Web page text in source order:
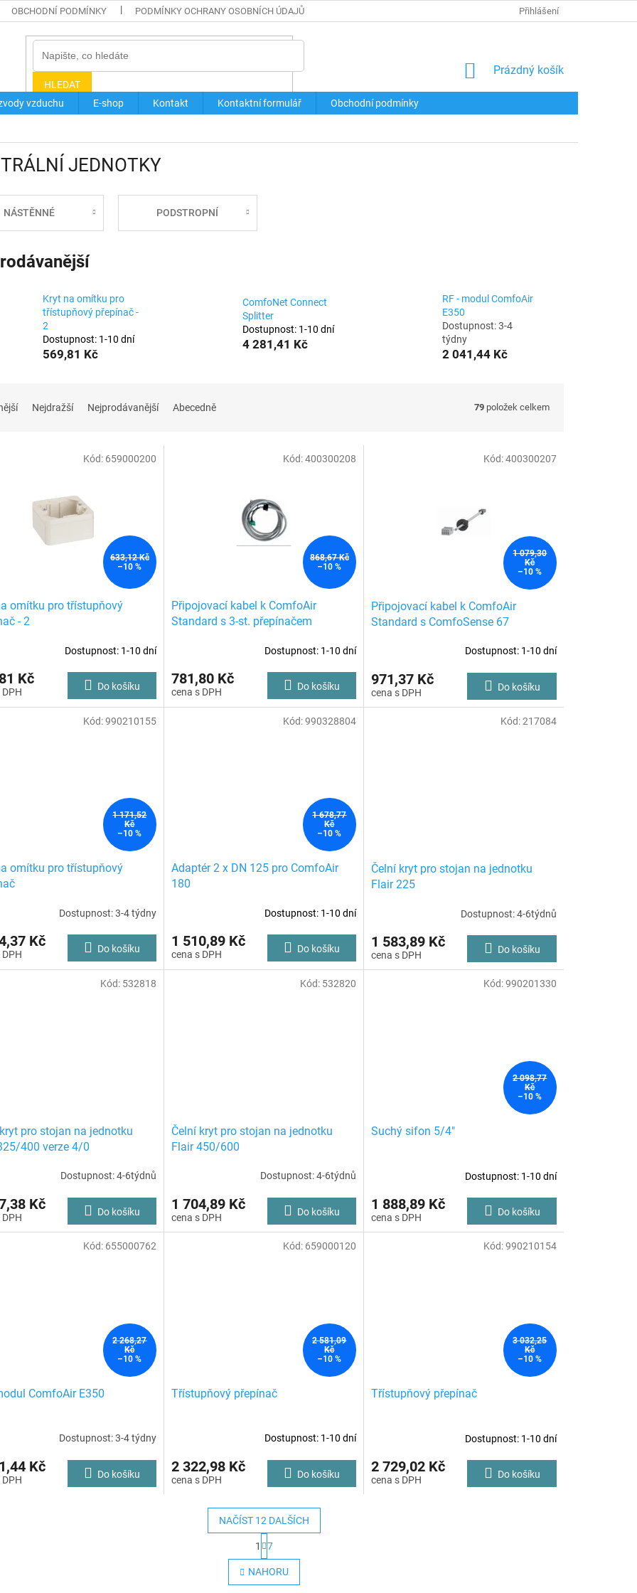
OBCHODNÍ PODMÍNKY PODMÍNKY OCHRANY OSOBNÍCH ÚDAJŮ Přihlášení
HLEDAT
NÁKUPNÍ
Prázdný košík
vzduchu E-shop Kontakt Kontaktní formulář Obchodní podmínky
JEDNOTKY
NÁSTĚNNÉ PODSTROPNÍ
Kryt na omítku pro
třístupňový přepínač -
2
Dostupnost: 1-10 dní
569,81 Kč
ComfoNet Connect
Splitter
Dostupnost: 1-10 dní
4 281,41 Kč
RF - modul ComfoAir
E350
Dostupnost: 3-4
týdny
2 041,44 Kč
Nejdražší Nejprodávanější Abecedně 79 položek celkem
633,12 Kč
–10 %
omítku pro třístupňový
- 2
Dostupnost: 1-10 dní
Kč Do košíku
Kód: 659000200
868,67 Kč
–10 %
Připojovací kabel k ComfoAir
Standard s 3-st. přepínačem
Dostupnost: 1-10 dní
781,80 Kč Do košíku
Kód:400300208
1 079,30
Kč
–10 %
Připojovací kabel k ComfoAir
Standard s ComfoSense 67
Dostupnost: 1-10 dní
971,37 Kč Do košíku
Kód:400300207
1 171,52
Kč
–10 %
omítku pro třístupňový
Dostupnost: 3-4 týdny
Kč Do košíku
Kód:990210155
1 678,77
Kč
–10 %
Adaptér 2 x DN 125 pro ComfoAir
180
Dostupnost: 1-10 dní
1 510,89 Kč Do košíku
Kód:990328804
Čelní kryt pro stojan na jednotku
Flair 225
Dostupnost: 4-6týdnů
1 583,89 Kč Do košíku
Kód:217084
pro stojan na jednotku
400 verze 4/0
Dostupnost: 4-6týdnů
Kč Do košíku
Kód: 532818
Čelní kryt pro stojan na jednotku
Flair 450/600
Dostupnost: 4-6týdnů
1 704,89 Kč Do košíku
Kód: 532820
2 098,77
Kč
–10 %
Suchý sifon 5/4″
Dostupnost: 1-10 dní
1 888,89 Kč Do košíku
Kód:990201330
2 268,27
Kč
–10 %
ComfoAir E350
Dostupnost: 3-4 týdny
Kč Do košíku
Kód: 655000762
2 581,09
Kč
–10 %
Třístupňový přepínač
Dostupnost: 1-10 dní
2 322,98 Kč Do košíku
Kód: 659000120
3 032,25
Kč
–10 %
Třístupňový přepínač
Dostupnost: 1-10 dní
2 729,02 Kč Do košíku
Kód:990210154
O
v
l
NAČÍST 12 DALŠÍCH
t
r
á
n
1 7
NAHORU